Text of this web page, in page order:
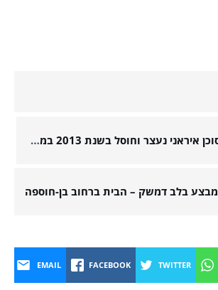
באיראן טוענים: סוכן איראני נעצר וחוסל בשנת 2013 במהלך משימה חשאית בישראל
מבצע בלב דמשק – הבית ברחוב בן-חוספה
EMAIL FACEBOOK TWITTER